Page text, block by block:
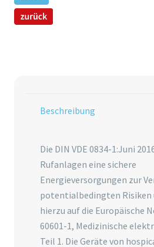
Beschreibung
Die DIN VDE 0834-1:Juni
Rufanlagen eine sichere
Energieversorgungen zur
potentialbedingten Risiken
hierzu auf die Europäische
60601-1, Medizinische
Teil 1. Die Geräte von